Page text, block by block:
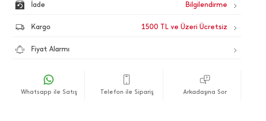
İade
Kargo 1500 TL ve Üzeri Ücretsiz
Fiyat Alarmı
Whatsapp ile Satış Telefon ile Sipariş Arkadaşına Sor